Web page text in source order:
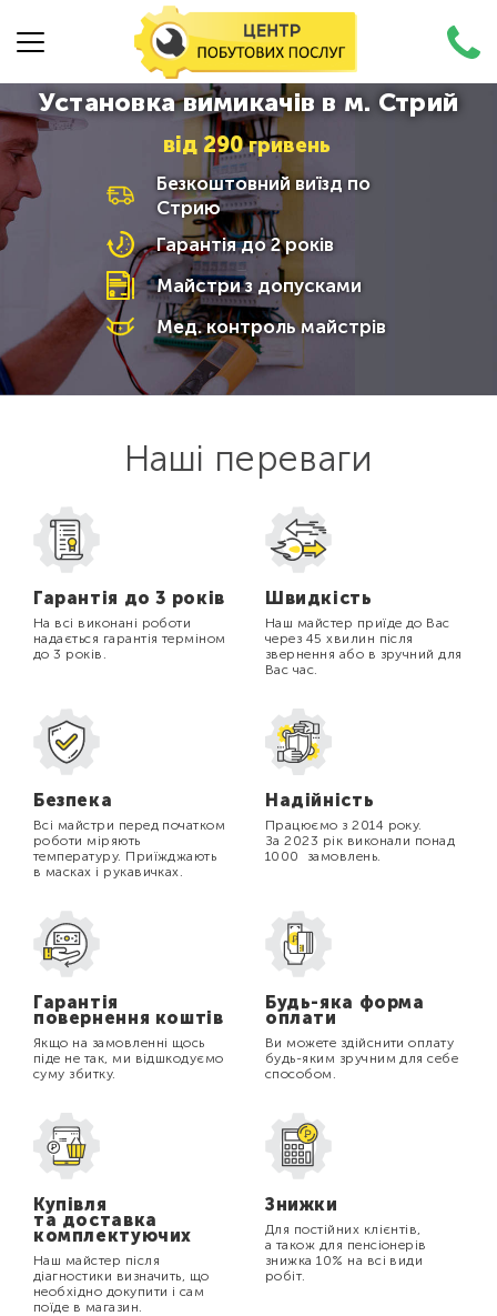
Установка вимикачів в м. Стрий
від 290 гривень
Безкоштовний виїзд по
Стрию
Гарантія до 2 років
Майстри з допусками
Мед. контроль майстрів
Наші переваги
Гарантія до 3 років
На всі виконані роботи
надається гарантія терміном
до 3 років.
Швидкість
Наш майстер приїде до Вас
через 45 хвилин після
звернення або в зручний для
Вас час.
Безпека
Всі майстри перед початком
роботи міряють
температуру. Приїжджають
в масках і рукавичках.
Надійність
Працюємо з 2014 року.
За 2023 рік виконали понад
1000 замовлень.
Гарантія
повернення коштів
Якщо на замовленні щось
піде не так, ми відшкодуємо
суму збитку.
Будь-яка форма
оплати
Ви можете здійснити оплату
будь-яким зручним для себе
способом.
Купівля
та доставка
комплектуючих
Наш майстер після
діагностики визначить, що
необхідно докупити і сам
поїде в магазин.
Знижки
Для постійних клієнтів,
а також для пенсіонерів
знижка 10% на всі види
робіт.